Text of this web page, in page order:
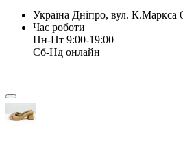
Україна Дніпро, вул. К.Маркса
Час роботи
Пн-Пт 9:00-19:00
Сб-Нд онлайн